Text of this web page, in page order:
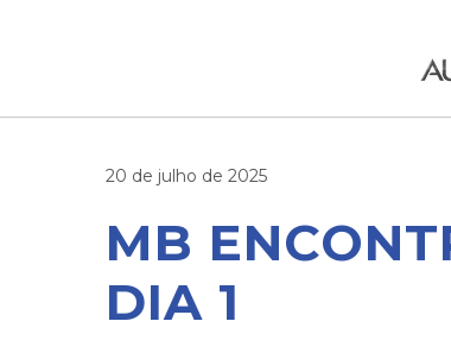
20 de julho de 2025
MB
DIA 1